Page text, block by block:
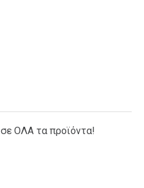
σε ΟΛΑ τα προϊόντα!